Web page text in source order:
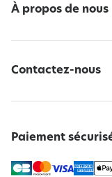
À propos de nous
Contactez-nous
Paiement